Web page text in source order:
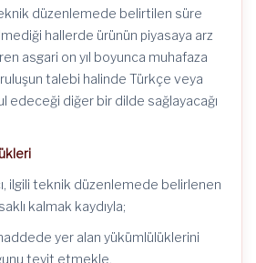
düzenlemede belirtilen süre
hallerde ürünün piyasaya arz
asgari on yıl boyunca muhafaza
talebi halinde Türkçe veya
edeceği diğer bir dilde sağlayacağı
ilgili teknik düzenlemede belirlenen
kalmak kaydıyla;
yer alan yükümlülüklerini
teyit etmekle,